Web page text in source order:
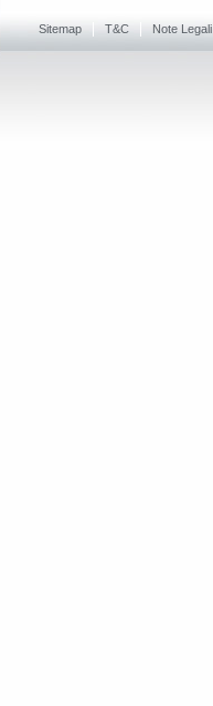
Sitemap T&C Note Legali